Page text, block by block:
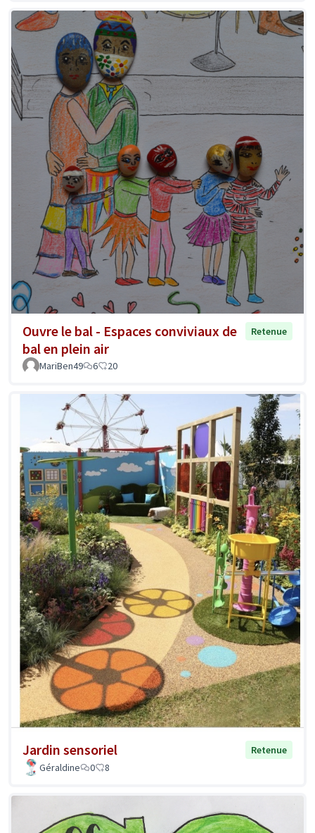
Ouvre le bal - Espaces conviviaux de
bal en plein air
Retenue
MariBen49 6 20
Jardin sensoriel
Retenue
Géraldine
0 8